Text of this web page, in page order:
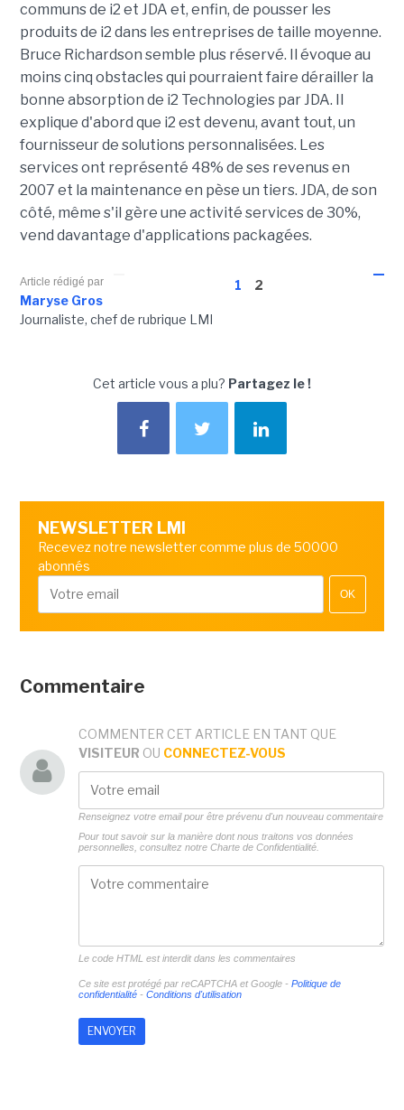
communs de i2 et JDA et, enfin, de pousser les
produits de i2 dans les entreprises de taille moyenne.
Bruce Richardson semble plus réservé. Il évoque au
moins cinq obstacles qui pourraient faire dérailler la
bonne absorption de i2 Technologies par JDA. Il
explique d'abord que i2 est devenu, avant tout, un
fournisseur de solutions personnalisées. Les
services ont représenté 48% de ses revenus en
2007 et la maintenance en pèse un tiers. JDA, de son
côté, même s'il gère une activité services de 30%,
vend davantage d'applications packagées.
1 2
Article rédigé par
Maryse Gros
Journaliste, chef de rubrique LMI
Cet article vous a plu? Partagez le !
NEWSLETTER LMI
Recevez notre newsletter comme plus de 50000
abonnés
OK
Commentaire
COMMENTER CET ARTICLE EN TANT QUE
VISITEUR OU CONNECTEZ-VOUS
Renseignez votre email pour être prévenu d'un nouveau commentaire
Pour tout savoir sur la manière dont nous traitons vos données
personnelles, consultez notre Charte de Confidentialité.
Le code HTML est interdit dans les commentaires
Ce site est protégé par reCAPTCHA et Google - Politique de
confidentialité- Conditions d'utilisation